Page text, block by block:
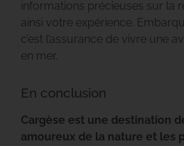
informations précieuses sur la
ainsi votre expérience.
c’est l’assurance de vivre une
en mer.
En conclusion
Cargèse est une destination
amoureux de la nature et les